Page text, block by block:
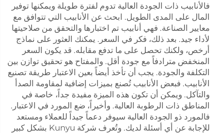
فالأنابيب ذات الجودة العالية تدوم لفترة طويلة ويمكنها توفير
المال على المدى الطويل. ابحث عن الأنابيب التي تتوافق مع
معايير الصناعة. فهي أنابيب تم اختبارها والتحقق من صلاحيتها
لأداء جيد. بعد ذلك، فكر في السعر. يمكنك العثور على نماذج
أرخص، ولكنك تحصل على ما تدفع مقابله. قد يكون السعر
المنخفض مترادفاً مع جودة أقل. والمفتاح هو تحقيق توازن بين
التكلفة والجودة. يجب أن تأخذ أيضاً بعين الاعتبار طريقة تصنيع
الأنابيب. فبعض الأنابيب تُصنع بميزات إضافية لمقاومة الصدأ
والتآكل. ويمكن أن تكون هذه الميزة مفيدة جداً، خاصة في
المناطق ذات الرطوبة العالية. وأخيراً، ضع المورد في الاعتبار.
فالمورد ذو الجودة العالية سيوفر دعماً جيداً للعملاء ومستعد
للإجابة عن أي أسئلة لديك. وتُعرف شركة Kunyu بشكل كبير